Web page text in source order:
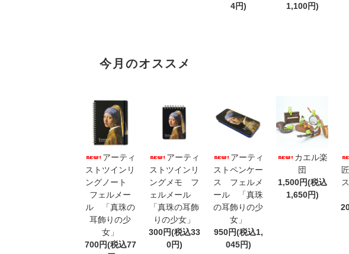
4円)
1,100円)
今月のオススメ
アーティ
ストツインリ
ングノート
フェルメー
ル 「真珠の
耳飾りの少
女」
700円(税込77
アーティ
ストツインリ
ングメモ フ
ェルメール
「真珠の耳飾
りの少女」
300円(税込33
0円)
アーティ
ストペンケー
ス フェルメ
ール 「真珠
の耳飾りの少
女」
950円(税込1,
045円)
カエル楽
団
1,500円(税込
1,650円)